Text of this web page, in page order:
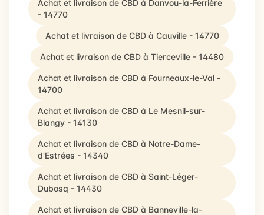
Achat et livraison de CBD à Danvou-la-Ferrière
- 14770
Achat et livraison de CBD à Cauville - 14770
Achat et livraison de CBD à Tierceville - 14480
Achat et livraison de CBD à Fourneaux-le-Val -
14700
Achat et livraison de CBD à Le Mesnil-sur-
Blangy - 14130
Achat et livraison de CBD à Notre-Dame-
d'Estrées - 14340
Achat et livraison de CBD à Saint-Léger-
Dubosq - 14430
Achat et livraison de CBD à Banneville-la-